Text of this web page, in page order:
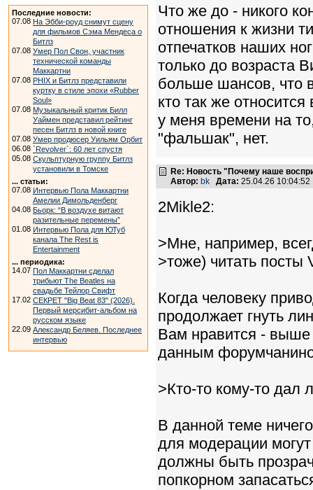
Последние новости:
07.08 На Эбби-роуд снимут сцену
для фильмов Сэма Мендеса о
Битлз
07.08 Умер Пол Свон, участник
технической команды
Маккартни
07.08 PHIX и Битлз представили
куртку в стиле эпохи «Rubber
Soul»
07.08 Музыкальный критик Билл
Уаймен представил рейтинг
песен Битлз в новой книге
07.08 Умер продюсер Уильям Орбит
06.08 `Revolver`: 60 лет спустя
05.08 Скульптурную группу Битлз
установили в Томске
... статьи:
07.08 Интервью Пола Маккартни
Амелии Димольденберг
04.08 Бьорк: “В воздухе витают
разительные перемены”
01.08 Интервью Пола для ЮТуб
канала The Rest is
Entertainment
... периодика:
14.07 Пол Маккартни сделал
трибьют The Beatles на
свадьбе Тейлор Свифт
17.02 СЕКРЕТ "Big Beat 83" (2026).
Первый мерсибит-альбом на
русском языке
22.09 Александр Беляев. Последнее
интервью
Что же до - никого
отношения к жизни
отпечатков наших
только до возраста
больше шансов, что
кто так же
у меня времени на
"фальшак", нет.
Re: Новость "Почему наше
Автор: bk Дата: 25.04.26
2Mikle2:
>Мне, например,
>тоже) читать посты
Когда человеку
продолжает гнуть
Вам нравится - выше
данным
>Кто-то кому-то дал
В данной теме
для модерации
должны быть
попкорном